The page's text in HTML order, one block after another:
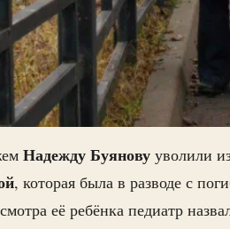
Надежду Буянову уволили
, которая была в разводе с
её ребёнка педиатр